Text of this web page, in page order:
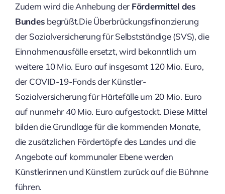
Zudem wird die Anhebung der Fördermittel des
Bundes begrüßt.Die Überbrückungsfinanzierung
der Sozialversicherung für Selbstständige (SVS), die
Einnahmenausfälle ersetzt, wird bekanntlich um
weitere 10 Mio. Euro auf insgesamt 120 Mio. Euro,
der COVID-19-Fonds der Künstler-
Sozialversicherung für Härtefälle um 20 Mio. Euro
auf nunmehr 40 Mio. Euro aufgestockt. Diese Mittel
bilden die Grundlage für die kommenden Monate,
die zusätzlichen Fördertöpfe des Landes und die
Angebote auf kommunaler Ebene werden
Künstlerinnen und Künstlern zurück auf die Bühnne
führen.